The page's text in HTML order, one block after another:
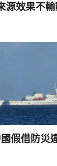
源效果不
假借防災